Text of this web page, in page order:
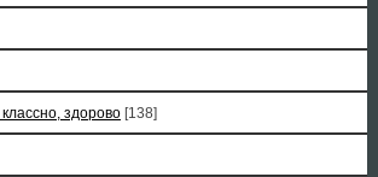
здорово [138]